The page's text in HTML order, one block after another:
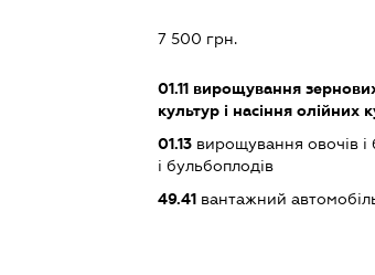
7 500 грн.
01.11 вирощування
культур і насіння олійних
01.13 вирощування овочів
і бульбоплодів
49.41 вантажний